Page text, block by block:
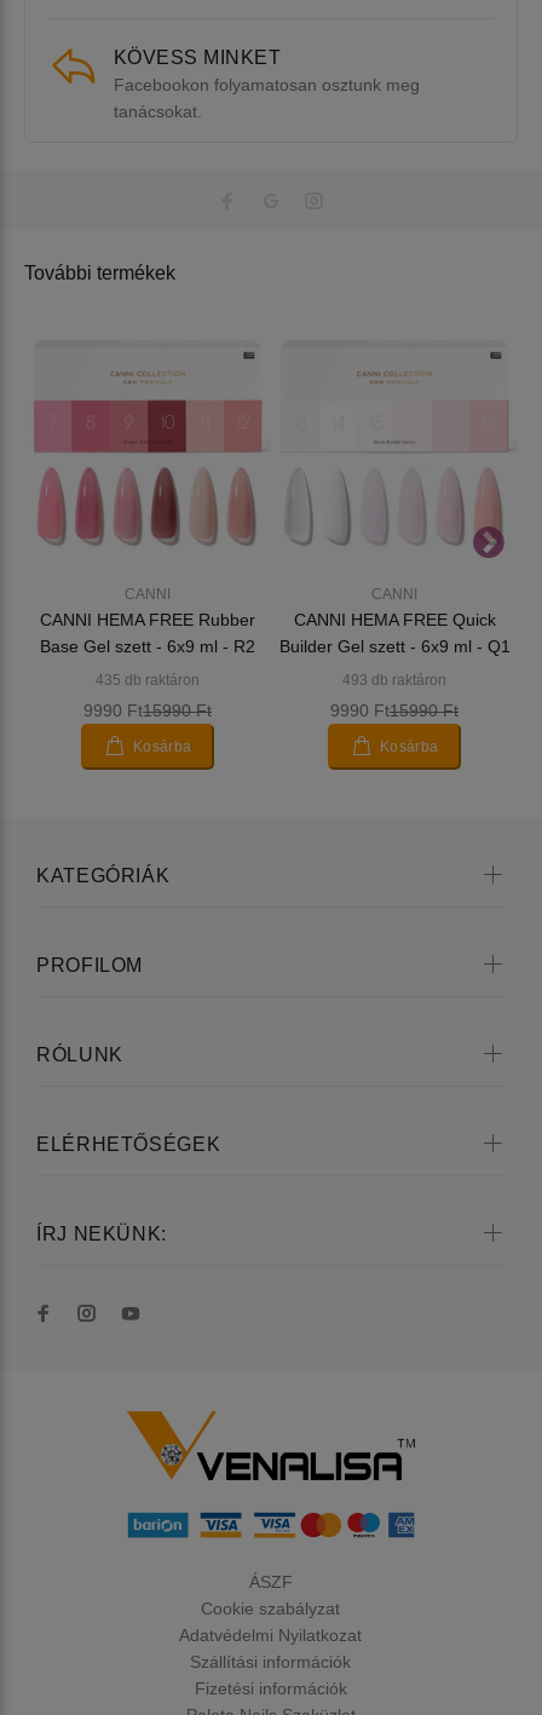
KÖVESS MINKET
Facebookon folyamatosan osztunk meg
tanácsokat.
További termékek
CANNI
CANNI HEMA FREE Rubber
Base Gel szett - 6x9 ml - R2
435 db raktáron
9990 Ft15990 Ft
Kosárba
CANNI
CANNI HEMA FREE Quick
Builder Gel szett - 6x9 ml - Q1
493 db raktáron
9990 Ft15990 Ft
Kosárba
KATEGÓRIÁK
PROFILOM
RÓLUNK
ELÉRHETŐSÉGEK
ÍRJ NEKÜNK:
ÁSZF
Cookie szabályzat
Adatvédelmi Nyilatkozat
Szállítási információk
Fizetési információk